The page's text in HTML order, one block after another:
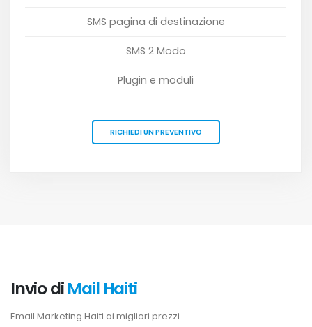
SMS pagina di destinazione
SMS 2 Modo
Plugin e moduli
RICHIEDI UN PREVENTIVO
Invio diMail Haiti
Email Marketing Haiti ai migliori prezzi.